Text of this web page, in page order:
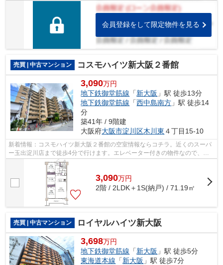
から徒歩8分の位置にある物件です☆当社オ...
会員登録をして限定物件を見る
売買 | 中古マンション コスモハイツ新大阪２番館
3,090万円
地下鉄御堂筋線 「新大阪 」駅 徒歩13分
地下鉄御堂筋線 「西中島南方 」駅 徒歩14
分
築41年 / 9階建
大阪府大阪市淀川区木川東 ４丁目15-10
新着情報：コスモハイツ新大阪２番館の空室情報ならコチラ。近くのスーパ
ー玉出淀川店まで徒歩4分で行けます。エレベーター付きの物件なので、重
い荷物を運ぶ時に便利です。駅まで歩い...
3,090万円
2階 / 2LDK＋1S(納戸) / 71.19㎡
売買 | 中古マンション ロイヤルハイツ新大阪
3,698万円
地下鉄御堂筋線 「新大阪 」駅 徒歩5分
東海道本線 「新大阪 」駅 徒歩7分